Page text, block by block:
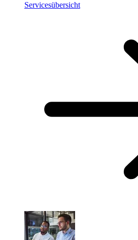
Servicesübersicht